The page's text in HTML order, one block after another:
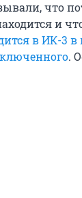
что
и
в ИК-3
.